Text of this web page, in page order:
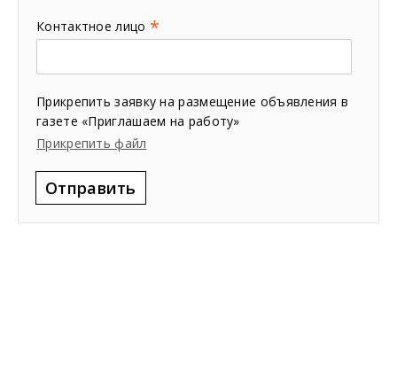
Контактное лицо *
Прикрепить заявку на размещение объявления в
газете «Приглашаем на работу»
Прикрепить файл
Отправить